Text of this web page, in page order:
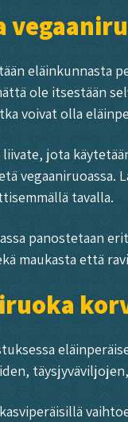
eläinkunnasta
ole itsestään
voivat olla
jota
tavalla.
panostetaan
maukasta että